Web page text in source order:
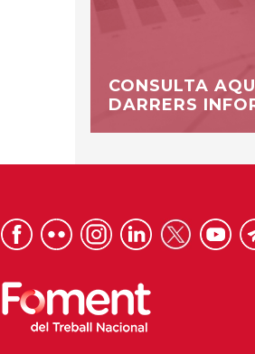
CONSULTA
DARRERS